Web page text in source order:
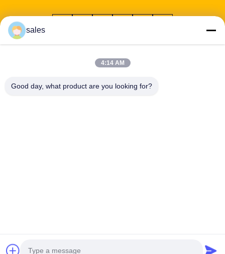
Yuanfen, υποπεριφέρεια Dalang, περιοχή Longhua, Shenzhen,
Τηλ:86-13424296897
Copyright © 2021-2026 Shenzhen Hopestar SCI-TECH Co., Ltd.. Όλα τα
sales
4:14 AM
Good day, what product are you looking for?